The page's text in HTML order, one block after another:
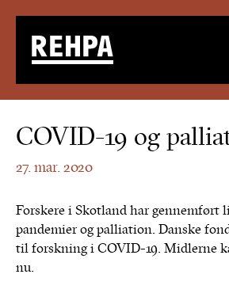
COVID-19 og
27. mar. 2020
Forskere i Skotland har gennemført
pandemier og palliation. Danske
til forskning i COVID-19. Midlerne
nu.